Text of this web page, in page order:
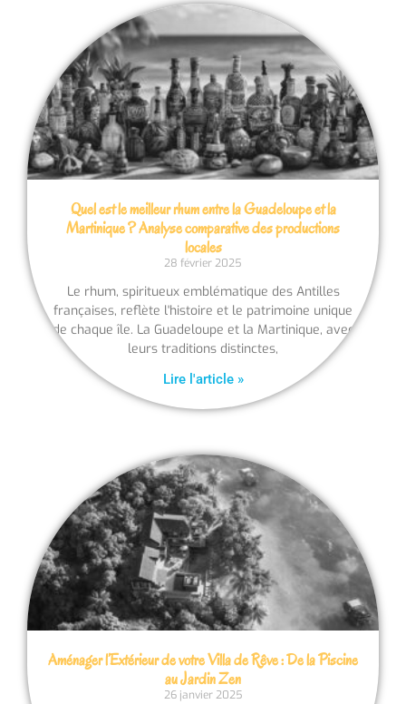
Quel est le meilleur rhum entre la Guadeloupe et la
Martinique ? Analyse comparative des productions
locales
28 février 2025
Le rhum, spiritueux emblématique des Antilles
françaises, reflète l'histoire et le patrimoine unique
de chaque île. La Guadeloupe et la Martinique, avec
leurs traditions distinctes,
Lire l'article »
Aménager l’Extérieur de votre Villa de Rêve : De la Piscine
au Jardin Zen
26 janvier 2025